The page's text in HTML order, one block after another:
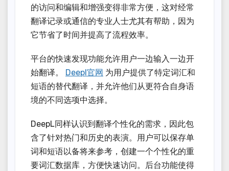
的访问和编辑和增强变得非常方便，这对经常
翻译记录或通信的专业人士尤其有帮助，因为
它节省了时间并提高了流程效率。
平台的快速发现功能允许用户一边输入一边开
始翻译。
Deepl官网 为用户提供了特定词汇和
短语的替代翻译，并允许他们从更符合自身语
境的不同选项中选择。
DeepL同样认识到翻译个性化的需求，因此包
含了针对热门和历史的表演。用户可以保存单
词和短语以备将来参考，创建一个个性化的重
要词汇数据库，方便快速访问。后台功能使得